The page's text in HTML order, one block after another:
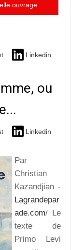
ouvrage
Linkedin
ou
Linkedin
Par
Christian
Kazandjian -
Lagrandepar
ade.com/ Le
texte de
Primo Levi